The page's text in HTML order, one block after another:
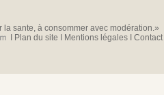
la sante, à consommer avec modération.»
I Plan du site I Mentions légales I Contact